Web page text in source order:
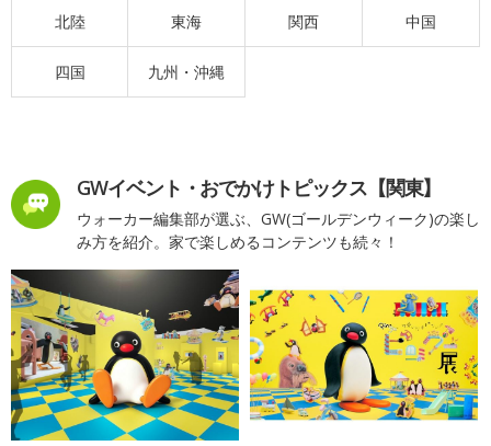
北陸 東海 関西 中国
四国 九州・沖縄
GWイベント・おでかけトピックス【関東】
ウォーカー編集部が選ぶ、GW(ゴールデンウィーク)の楽し
み方を紹介。家で楽しめるコンテンツも続々！